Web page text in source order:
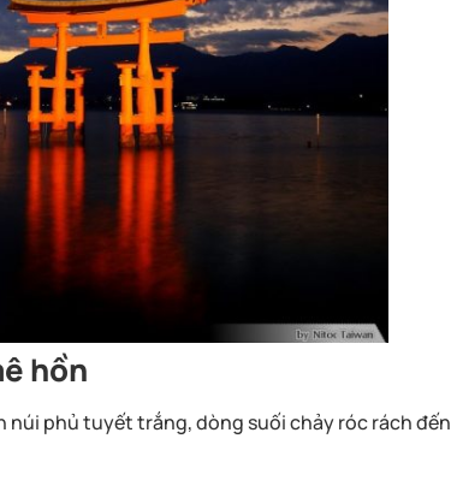
hồn
phủ tuyết trắng, dòng suối chảy róc rách đến